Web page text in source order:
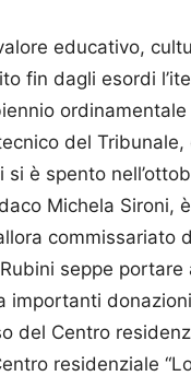
educativo,
fin dagli esordi
del
è spento
Michela Sironi,
commissariato
seppe
importanti
del Centro
residenziale